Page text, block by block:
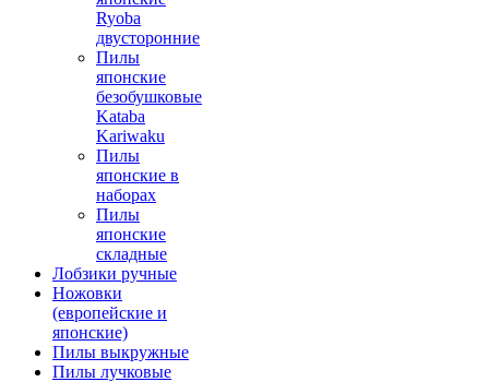
Ryoba
двусторонние
Пилы
японские
безобушковые
Kataba
Kariwaku
Пилы
японские в
наборах
Пилы
японские
складные
Лобзики ручные
Ножовки
(европейские и
японские)
Пилы выкружные
Пилы лучковые